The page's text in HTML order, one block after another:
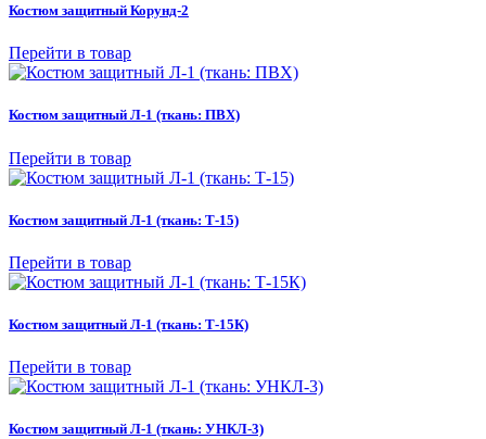
Костюм защитный Корунд-2
Перейти в товар
Костюм защитный Л-1 (ткань: ПВХ)
Перейти в товар
Костюм защитный Л-1 (ткань: Т-15)
Перейти в товар
Костюм защитный Л-1 (ткань: Т-15К)
Перейти в товар
Костюм защитный Л-1 (ткань: УНКЛ-3)